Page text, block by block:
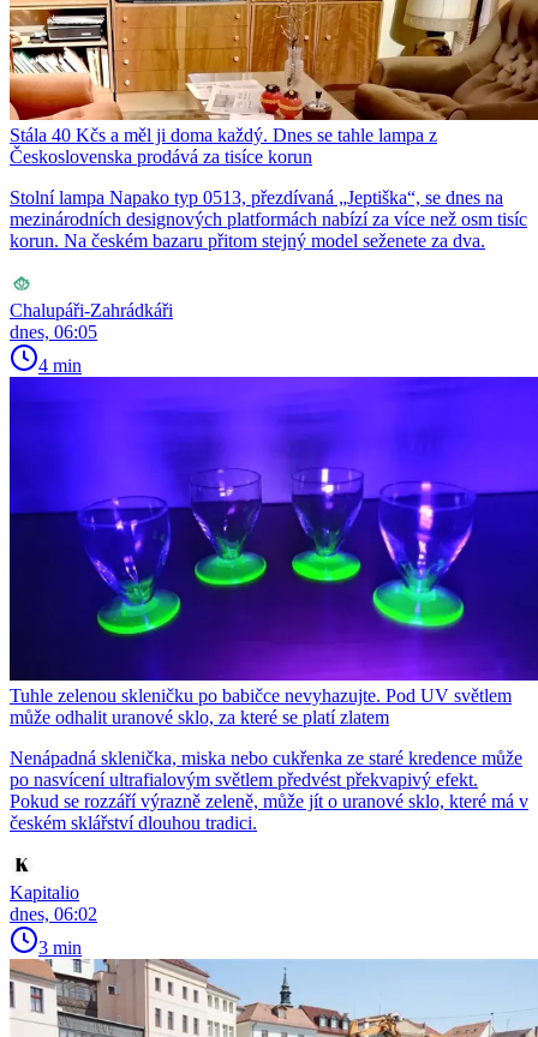
Stála 40 Kčs a měl ji doma každý. Dnes se tahle lampa z
Československa prodává za tisíce korun
Stolní lampa Napako typ 0513, přezdívaná „Jeptiška“, se dnes na
mezinárodních designových platformách nabízí za více než osm tisíc
korun. Na českém bazaru přitom stejný model seženete za dva.
Chalupáři-Zahrádkáři
dnes, 06:05
4 min
Tuhle zelenou skleničku po babičce nevyhazujte. Pod UV světlem
může odhalit uranové sklo, za které se platí zlatem
Nenápadná sklenička, miska nebo cukřenka ze staré kredence může
po nasvícení ultrafialovým světlem předvést překvapivý efekt.
Pokud se rozzáří výrazně zeleně, může jít o uranové sklo, které má v
českém sklářství dlouhou tradici.
Kapitalio
dnes, 06:02
3 min